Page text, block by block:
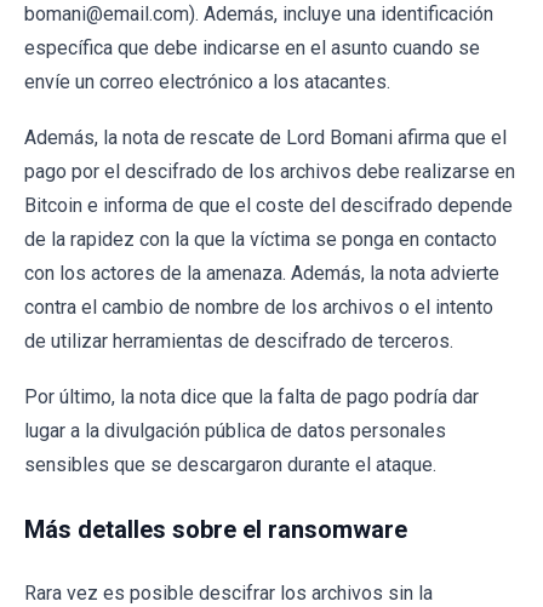
bomani@email.com). Además, incluye una identificación
específica que debe indicarse en el asunto cuando se
envíe un correo electrónico a los atacantes.
Además, la nota de rescate de Lord Bomani afirma que el
pago por el descifrado de los archivos debe realizarse en
Bitcoin e informa de que el coste del descifrado depende
de la rapidez con la que la víctima se ponga en contacto
con los actores de la amenaza. Además, la nota advierte
contra el cambio de nombre de los archivos o el intento
de utilizar herramientas de descifrado de terceros.
Por último, la nota dice que la falta de pago podría dar
lugar a la divulgación pública de datos personales
sensibles que se descargaron durante el ataque.
Más detalles sobre el ransomware
Rara vez es posible descifrar los archivos sin la